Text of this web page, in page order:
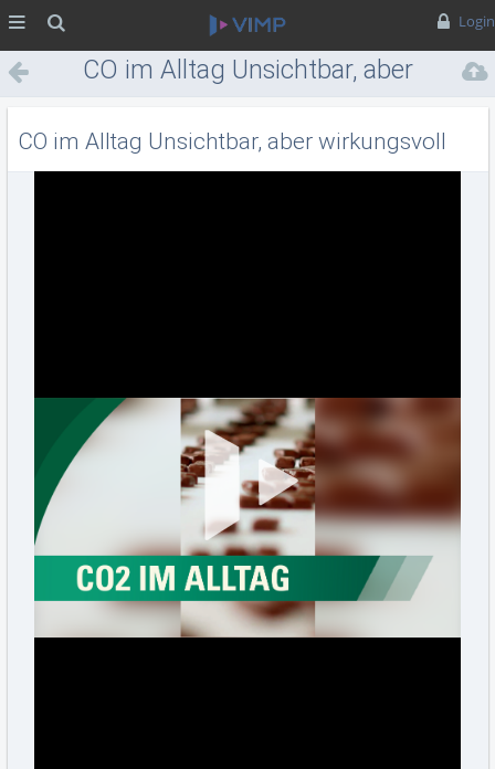
Login
CO im Alltag Unsichtbar, aber
wirkungsvoll
CO im Alltag Unsichtbar, aber wirkungsvoll